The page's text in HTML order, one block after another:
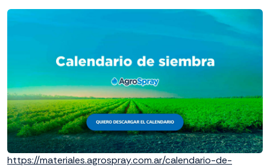
https://materiales.agrospray.com.ar/calendario-de-